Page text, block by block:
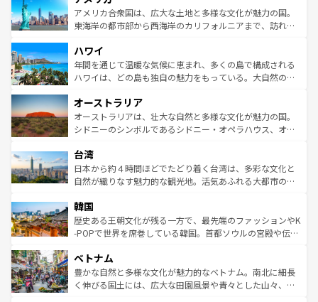
博物館もあり、アルプス観光だけでなく町歩きも満喫する
ことができる。国民の所得が高いため物価も高いが、旅行
ば市内交通費無料で観光を楽しむこともできる。 なお、新
着のスイス情報はコンテンツ一覧 を参照してほしい。
アメリカ合衆国は、広大な土地と多様な文化が魅力の国。
東海岸の都市部から西海岸のカリフォルニアまで、訪れる
のような巨大都市は、観光、ショッピング、エンターテイ
ンメントが詰まった刺激的なスポットだ。一方、アメリカ
西部には大自然が広がり、グランドキャニオンやイエロー
部のニューオーリンズでは、音楽と美食が融合した独特の
文化が魅力。旅行者はアメリカの各地域で異なる魅力を楽
しみながら、その多様性と豊かな歴史を感じることができ
ならではの贅沢な旅のスタイルだ。 なお、新着のアメリカ
情報はコンテンツ一覧を参照してほしい。
ハワイ
年間を通じて温暖な気候に恵まれ、多くの島で構成される
ハワイは、どの島も独自の魅力をもっている。大自然の神
ワイ島は見逃せない。また、定番の観光地といえばオアフ
島だが、静かな自然を求めるならマウイ島やカウアイ島が
おすすめ。エメラルドグリーンに輝く海をはじめ、豊かな
れるおもてなしの心で訪れる人々を迎えてくれるハワイの
人々、おいしいローカルフードやハワイアンミュージッ
ク、伝統的なフラダンスなど、すべてがハワイの魅力を彩
ワイを、存分に味わってほしい。 なお、新着のハワイ情報
はコンテンツ一覧を参照してほしい。
オーストラリア
オーストラリアは、壮大な自然と多様な文化が魅力の国。
シドニーのシンボルであるシドニー・オペラハウス、オー
リアリーフや大陸中央部にそびえるウルル（エアーズロッ
ク）、タスマニアの美しい原生林やケアンズの熱帯雨林な
ど、見どころがたくさん。また、カフェやワイン、オージ
いる。アクティビティも充実しており、サーフィンやダイ
ビング、ハイキングなど、アウトドア好きにはたまらな
い。オーストラリアの多彩な魅力を存分に味わいつくそ
参照してほしい。
台湾
日本から約４時間ほどでたどり着く台湾は、多彩な文化と
自然が織りなす魅力的な観光地。活気あふれる大都市の台
ン）、静ひつな山岳地帯である台湾東部など、都市の喧騒
と山間の静けさが共存しており、訪れる人に新しい発見と
驚きをもたらしてくれる。また、奥深い台湾の食文化も魅
容にもいいと評判のスイーツなど、バラエティ豊かな料理
が味わえる。 なお、新着の台湾情報は コンテンツ一覧を参
照してほしい。
韓国
歴史ある王朝文化が残る一方で、最先端のファッションやK
-POPで世界を席巻している韓国。首都ソウルの宮殿や伝統
き、地方に足を延ばせば四季折々の自然美を楽しむことが
できる。そして、キムチや焼肉、絶品のストリートフード
まで、さまざまな韓国料理が待っている。夜には、韓国な
ベトナム
豊かな自然と多様な文化が魅力的なベトナム。南北に細長
く伸びる国土には、広大な田園風景や青々とした山々、世